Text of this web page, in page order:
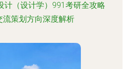
计（设计学）991考研全攻略
流策划方向深度解析